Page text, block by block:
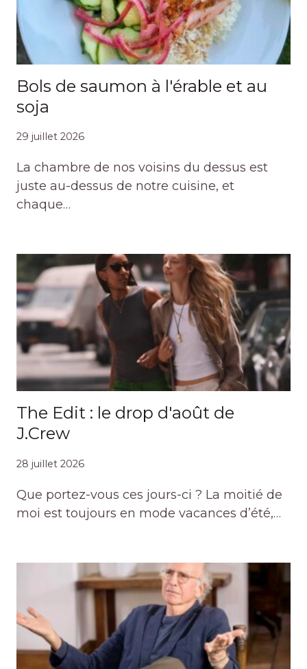
Bols de saumon à l'érable et au
soja
29 juillet 2026
La chambre de nos voisins du dessus est
juste au-dessus de notre cuisine, et
chaque…
The Edit : le drop d'août de
J.Crew
28 juillet 2026
Que portez-vous ces jours-ci ? La moitié de
moi est toujours en mode vacances d’été,…